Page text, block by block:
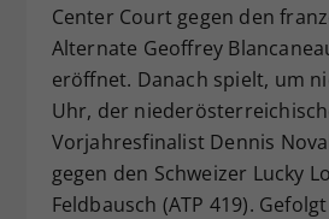
Center Court gegen den
Alternate Geoffrey
eröffnet. Danach spielt, um
Uhr, der
Vorjahresfinalist Dennis
gegen den Schweizer Lucky
Feldbausch (ATP 419).